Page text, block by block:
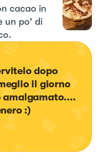
cacao in
un po' di
dopo
il giorno
amalgamato....
:)